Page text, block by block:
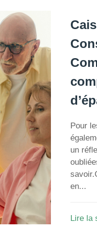
Pour
un
en...
Lire la